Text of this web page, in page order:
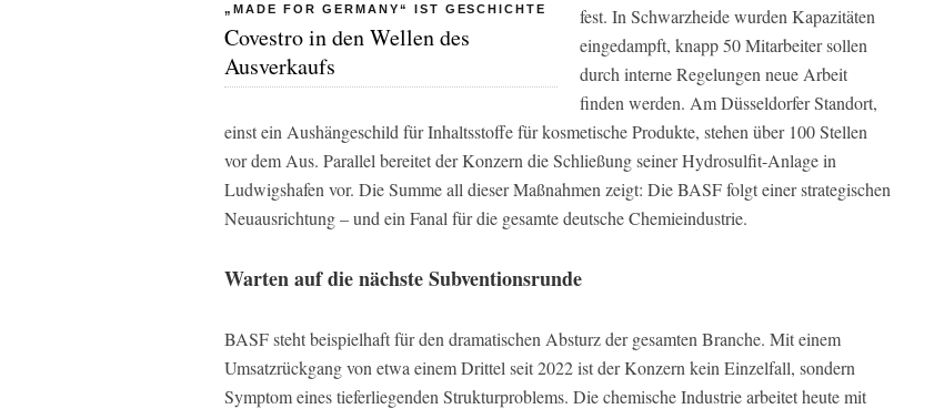
„MADE FOR GERMANY“ IST GESCHICHTE
Covestro in den Wellen des
Ausverkaufs
fest. In Schwarzheide wurden Kapazitäten
eingedampft, knapp 50 Mitarbeiter sollen
durch interne Regelungen neue Arbeit
finden werden. Am Düsseldorfer Standort,
einst ein Aushängeschild für Inhaltsstoffe für kosmetische Produkte, stehen über 100 Stellen
vor dem Aus. Parallel bereitet der Konzern die Schließung seiner Hydrosulfit-Anlage in
Ludwigshafen vor. Die Summe all dieser Maßnahmen zeigt: Die BASF folgt einer strategischen
Neuausrichtung – und ein Fanal für die gesamte deutsche Chemieindustrie.
Warten auf die nächste Subventionsrunde
BASF steht beispielhaft für den dramatischen Absturz der gesamten Branche. Mit einem
Umsatzrückgang von etwa einem Drittel seit 2022 ist der Konzern kein Einzelfall, sondern
Symptom eines tieferliegenden Strukturproblems. Die chemische Industrie arbeitet heute mit